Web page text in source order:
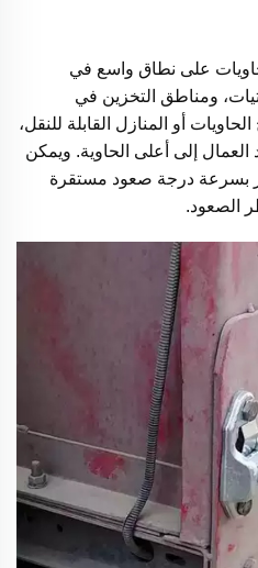
على نطاق واسع في
ومناطق التخزين في
أو المنازل القابلة للنقل،
إلى أعلى الحاوية. ويمكن
بسرعة درجة صعود مستقرة
الصعود.